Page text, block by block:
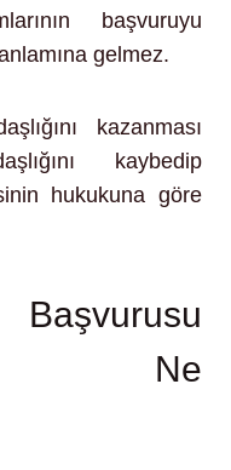
başvuruyu
gelmez.
kazanması
kaybedip
hukukuna göre
Ne